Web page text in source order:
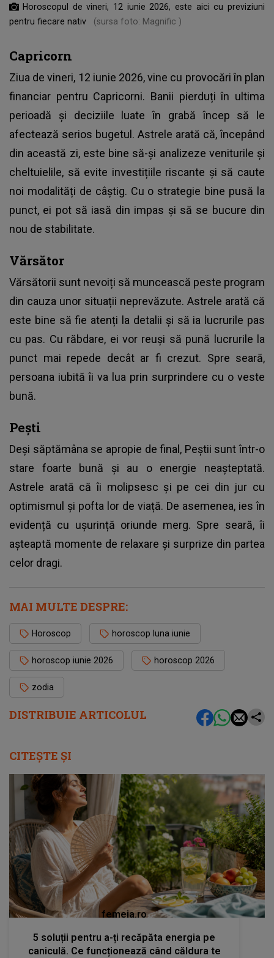
DISTRIBUIE ARTICOLUL
Horoscopul de vineri, 12 iunie 2026, este aici cu previziuni
pentru fiecare nativ
(sursa foto: Magnific )
Capricorn
Ziua de vineri, 12 iunie 2026, vine cu provocări în plan
financiar pentru Capricorni. Banii pierduți în ultima
perioadă și deciziile luate în grabă încep să le
afectează serios bugetul. Astrele arată că, începând
din această zi, este bine să-și analizeze veniturile și
cheltuielile, să evite investițiile riscante și să caute
noi modalități de câștig. Cu o strategie bine pusă la
punct, ei pot să iasă din impas și să se bucure din
nou de stabilitate.
Vărsător
Vărsătorii sunt nevoiți să muncească peste program
din cauza unor situații neprevăzute. Astrele arată că
este bine să fie atenți la detalii și să ia lucrurile pas
cu pas. Cu răbdare, ei vor reuși să pună lucrurile la
punct mai repede decât ar fi crezut. Spre seară,
persoana iubită îi va lua prin surprindere cu o veste
bună.
Pești
Deși săptămâna se apropie de final, Peștii sunt într-o
stare foarte bună și au o energie neașteptată.
Astrele arată că îi molipsesc și pe cei din jur cu
optimismul și pofta lor de viață. De asemenea, ies în
evidență cu ușurință oriunde merg. Spre seară, îi
așteaptă momente de relaxare și surprize din partea
celor dragi.
MAI MULTE DESPRE:
Horoscop horoscop luna iunie
horoscop iunie 2026 horoscop 2026
zodia
CITEȘTE ȘI
femeia.ro
5 soluții pentru a-ți recăpăta energia pe
caniculă. Ce funcționează când căldura te